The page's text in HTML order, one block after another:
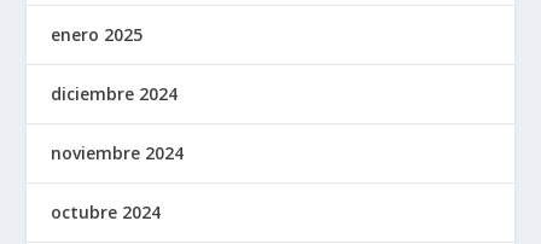
enero 2025
diciembre 2024
noviembre 2024
octubre 2024